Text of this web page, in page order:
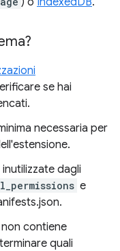
se hai
necessaria per
dagli
e
contiene
quali